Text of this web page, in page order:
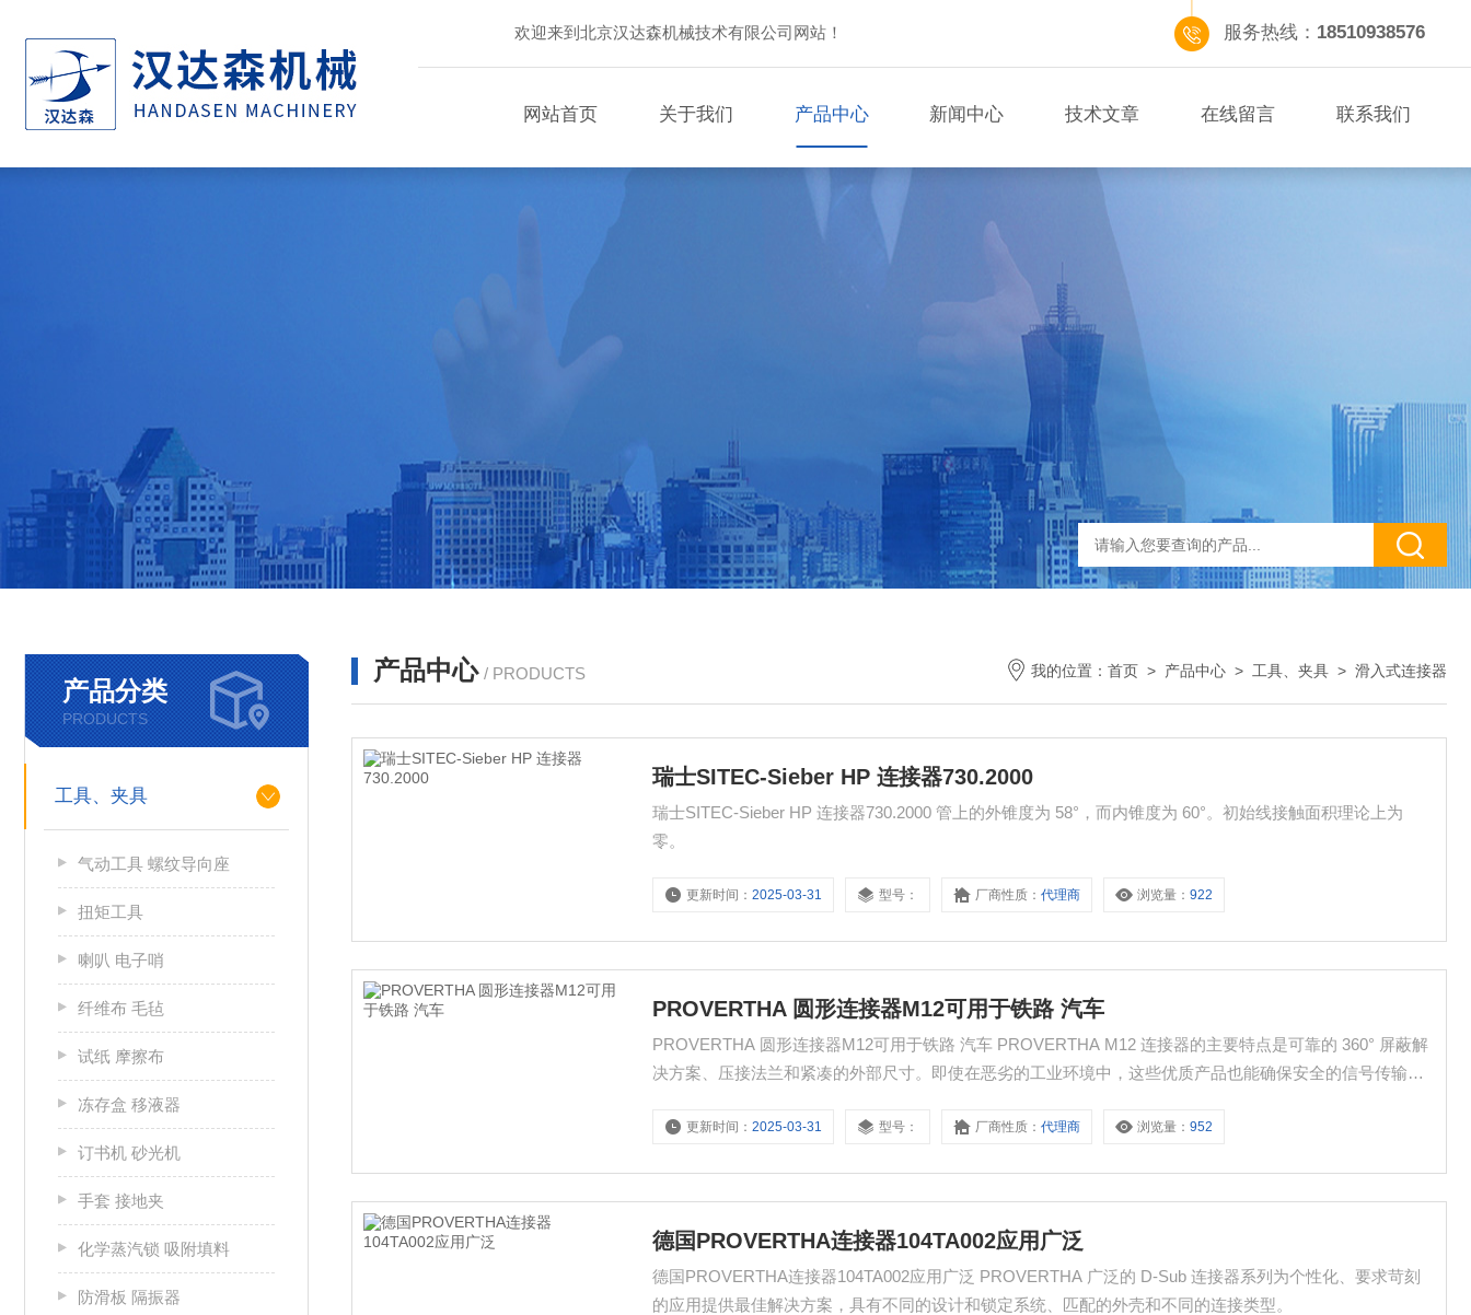
欢迎来到北京汉达森机械技术有限公司网站！ 服务热线： 18510938576
网站首页 关于我们 产品中心 新闻中心 技术文章 在线留言 联系我们
产品分类
PRODUCTS
工具、夹具
气动工具 螺纹导向座
扭矩工具
喇叭 电子哨
纤维布 毛毡
试纸 摩擦布
冻存盒 移液器
订书机 砂光机
手套 接地夹
化学蒸汽锁 吸附填料
防滑板 隔振器
产品中心 / PRODUCTS 我的位置： 首页 > 产品中心 > 工具、夹具 > 滑入式连接器
瑞士SITEC-Sieber HP 连接器730.2000
瑞士SITEC-Sieber HP 连接器730.2000 管上的外锥度为 58°，而内锥度为 60°。初始线接触面积理论上为
零。
更新时间：2025-03-31 型号： 厂商性质：代理商 浏览量：922
PROVERTHA 圆形连接器M12可用于铁路 汽车
PROVERTHA 圆形连接器M12可用于铁路 汽车 PROVERTHA M12 连接器的主要特点是可靠的 360° 屏蔽解
决方案、压接法兰和紧凑的外部尺寸。即使在恶劣的工业环境中，这些优质产品也能确保安全的信号传输。
更新时间：2025-03-31 型号： 厂商性质：代理商 浏览量：952
德国PROVERTHA连接器104TA002应用广泛
德国PROVERTHA连接器104TA002应用广泛 PROVERTHA 广泛的 D-Sub 连接器系列为个性化、要求苛刻
的应用提供最佳解决方案，具有不同的设计和锁定系统、匹配的外壳和不同的连接类型。